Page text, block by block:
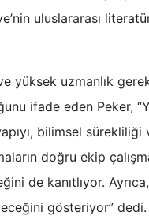
uluslararası
yüksek uzmanlık
ifade eden Peker,
bilimsel
doğru ekip
de kanıtlıyor.
gösteriyor” dedi.